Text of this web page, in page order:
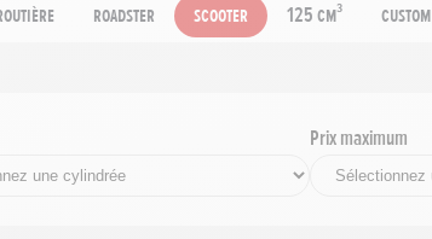
Roadster Scooter 125 cm³ Custom
Prix maximum